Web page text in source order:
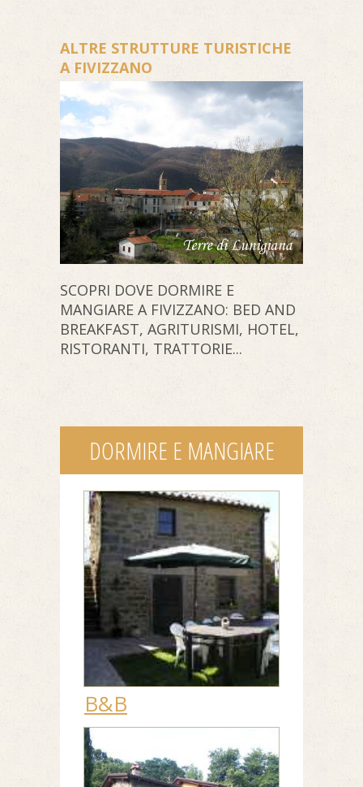
ALTRE STRUTTURE TURISTICHE
A FIVIZZANO
SCOPRI DOVE DORMIRE E
MANGIARE A FIVIZZANO: BED AND
BREAKFAST, AGRITURISMI, HOTEL,
RISTORANTI, TRATTORIE...
DORMIRE E MANGIARE
B&B